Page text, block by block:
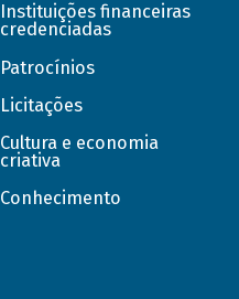
Instituições financeiras
credenciadas
Patrocínios
Licitações
Cultura e economia
criativa
Conhecimento